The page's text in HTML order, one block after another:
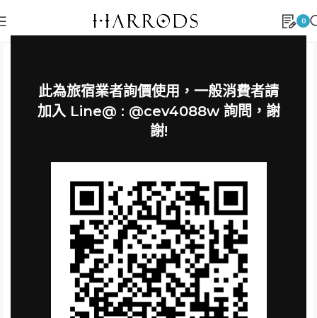
此為旅宿業者詢價使用，一般消費者請
加入 Line@ : @cev4088w 詢問，謝
謝!
0